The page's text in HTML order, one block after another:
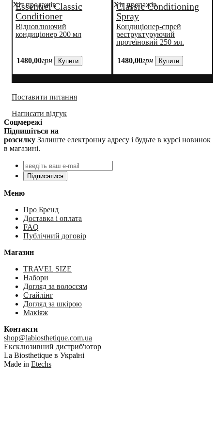
Хіт продажів
Essentiel Classic
Conditioner
Відновлюючий
кондиціонер 200 мл
1480,00грн Купити
Хіт продажів
Classic Conditioning
Spray
Кондиціонер-спрей
реструктуруючий
протеїновий 250 мл.
1480,00грн Купити
Поставити питання
Написати відгук
Соцмережі
Підпишіться на
розсилку Залиште електронну адресу і будьте в курсі новинок
в магазині.
Підписатися
Меню
Про Бренд
Доставка і оплата
FAQ
Публічний договір
Магазин
TRAVEL SIZE
Набори
Догляд за волоссям
Стайлінг
Догляд за шкірою
Макіяж
Контакти
shop@labiosthetique.com.ua
Ексклюзивний дистриб'ютор
La Biosthetique в Україні
Made in Etechs